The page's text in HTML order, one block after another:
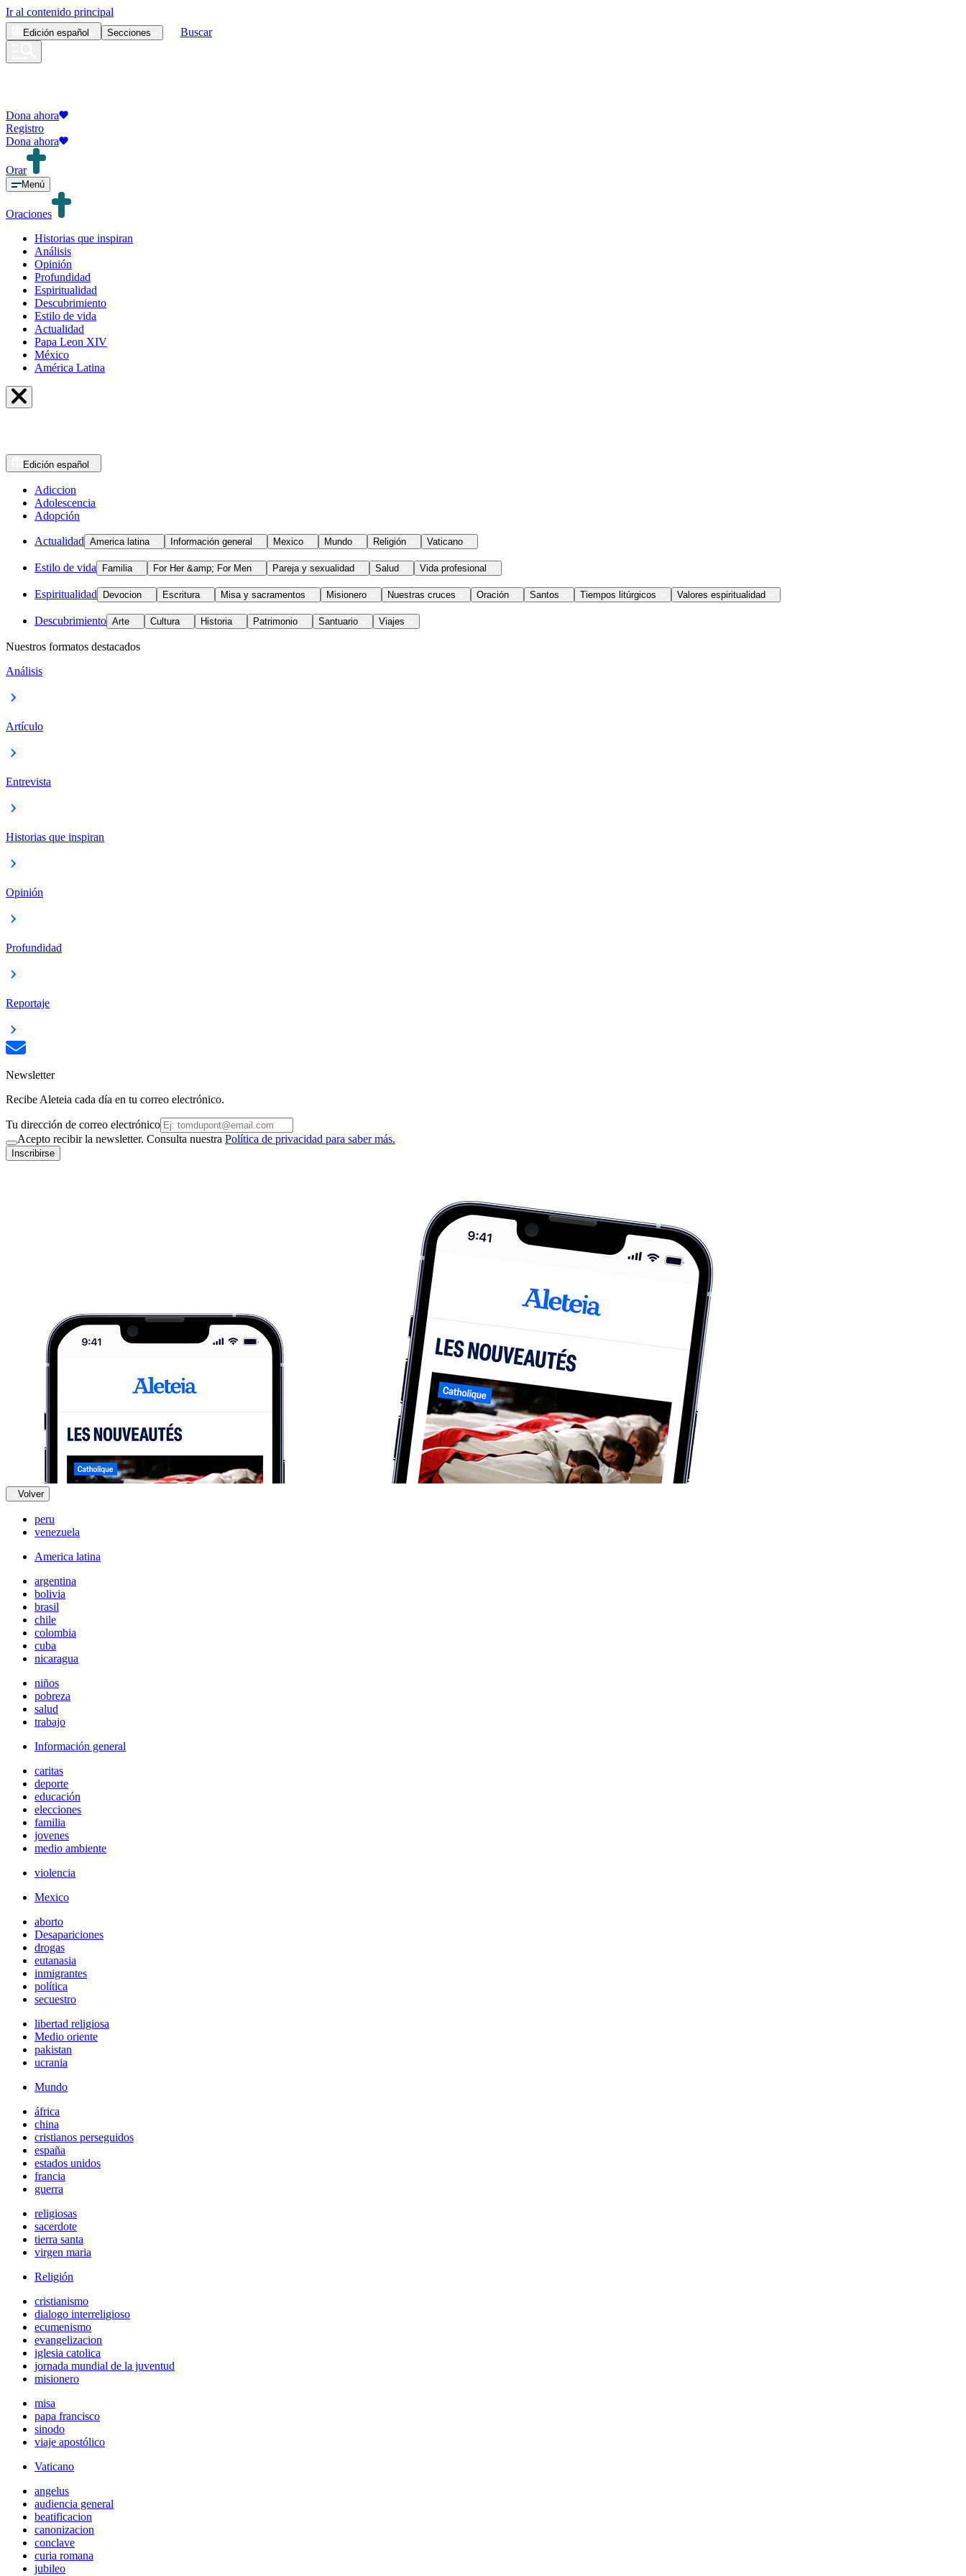
Ir al contenido principal
Edición español Secciones Buscar
Dona ahora
Registro
Dona ahora
Orar
Menú
Oraciones
Historias que inspiran
Análisis
Opinión
Profundidad
Espiritualidad
Descubrimiento
Estilo de vida
Actualidad
Papa Leon XIV
México
América Latina
Edición español
Adiccion
Adolescencia
Adopción
Actualidad America latina Información general Mexico Mundo Religión Vaticano
Estilo de vida Familia For Her &amp; For Men Pareja y sexualidad Salud Vida profesional
Espiritualidad Devocion Escritura Misa y sacramentos Misionero Nuestras cruces Oración Santos Tiempos litúrgicos Valores espiritualidad
Descubrimiento Arte Cultura Historia Patrimonio Santuario Viajes
Nuestros formatos destacados
Análisis
Artículo
Entrevista
Historias que inspiran
Opinión
Profundidad
Reportaje
Newsletter
Recibe Aleteia cada día en tu correo electrónico.
Tu dirección de correo electrónico
Acepto recibir la newsletter. Consulta nuestra Política de privacidad para saber más.
Inscribirse
Volver
peru
venezuela
America latina
argentina
bolivia
brasil
chile
colombia
cuba
nicaragua
niños
pobreza
salud
trabajo
Información general
caritas
deporte
educación
elecciones
familia
jovenes
medio ambiente
violencia
Mexico
aborto
Desapariciones
drogas
eutanasia
inmigrantes
política
secuestro
libertad religiosa
Medio oriente
pakistan
ucrania
Mundo
áfrica
china
cristianos perseguidos
españa
estados unidos
francia
guerra
religiosas
sacerdote
tierra santa
virgen maria
Religión
cristianismo
dialogo interreligioso
ecumenismo
evangelizacion
iglesia catolica
jornada mundial de la juventud
misionero
misa
papa francisco
sinodo
viaje apostólico
Vaticano
angelus
audiencia general
beatificacion
canonizacion
conclave
curia romana
jubileo